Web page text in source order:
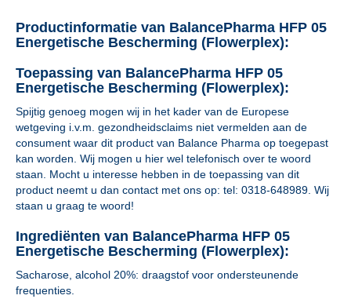
Productinformatie van BalancePharma HFP 05
Energetische Bescherming (Flowerplex):
Toepassing van BalancePharma HFP 05
Energetische Bescherming (Flowerplex):
Spijtig genoeg mogen wij in het kader van de Europese
wetgeving i.v.m. gezondheidsclaims niet vermelden aan de
consument waar dit product van Balance Pharma op toegepast
kan worden. Wij mogen u hier wel telefonisch over te woord
staan. Mocht u interesse hebben in de toepassing van dit
product neemt u dan contact met ons op: tel: 0318-648989. Wij
staan u graag te woord!
Ingrediënten van BalancePharma HFP 05
Energetische Bescherming (Flowerplex):
Sacharose, alcohol 20%: draagstof voor ondersteunende
frequenties.